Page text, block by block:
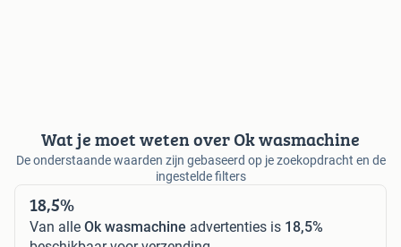
Wat je moet weten over Ok wasmachine
De onderstaande waarden zijn gebaseerd op je zoekopdracht en de
ingestelde filters
18,5%
Van alle Ok wasmachine advertenties is 18,5%